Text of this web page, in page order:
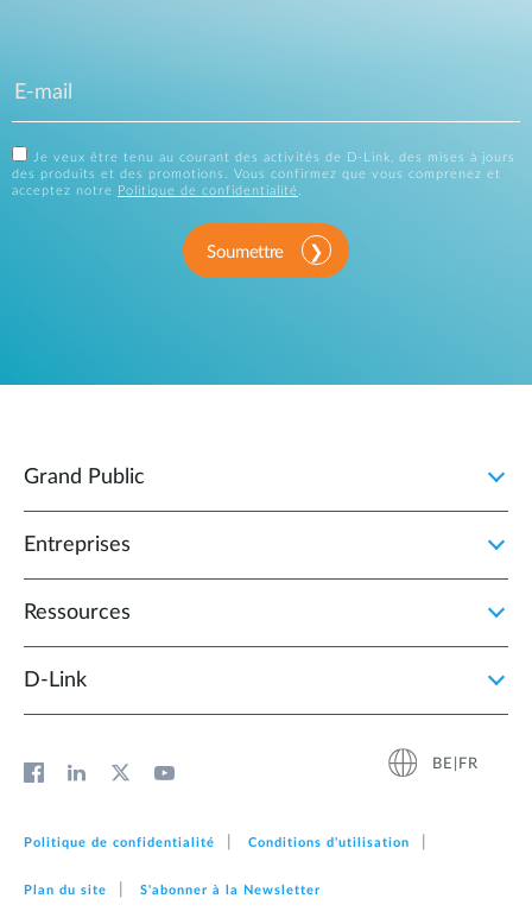
Je veux être tenu au courant des activités de D-Link, des mises à jours
des produits et des promotions. Vous confirmez que vous comprenez et
acceptez notre
Politique de confidentialité.
Soumettre
Grand Public
Entreprises
Ressources
D‑Link
BE|FR
Politique de confidentialité Conditions d'utilisation
Plan du site S'abonner à la Newsletter